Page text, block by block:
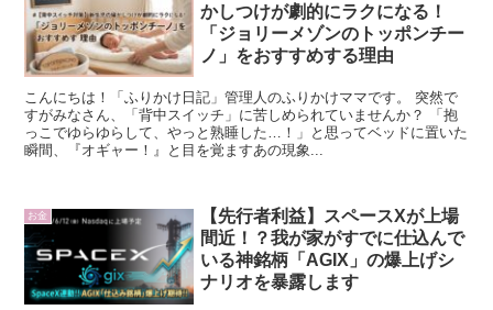
かしつけが劇的にラクになる！
「ジョリーメゾンのトッポンチー
ノ」をおすすめする理由
こんにちは！「ふりかけ日記」管理人のふりかけママです。 突然で
すがみなさん、「背中スイッチ」に苦しめられていませんか？ 「抱
っこでゆらゆらして、やっと熟睡した…！」と思ってベッドに置いた
瞬間、『オギャー！』と目を覚ますあの現象...
お金
【先行者利益】スペースXが上場
間近！？我が家がすでに仕込んで
いる神銘柄「AGIX」の爆上げシ
ナリオを暴露します